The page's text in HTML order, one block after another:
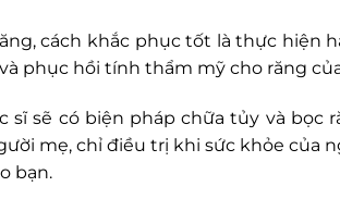
cách khắc phục tốt là thực hiện
phục hồi tính thẩm mỹ cho răng
sĩ sẽ có biện pháp chữa tủy và
mẹ, chỉ điều trị khi sức khỏe của
bạn.